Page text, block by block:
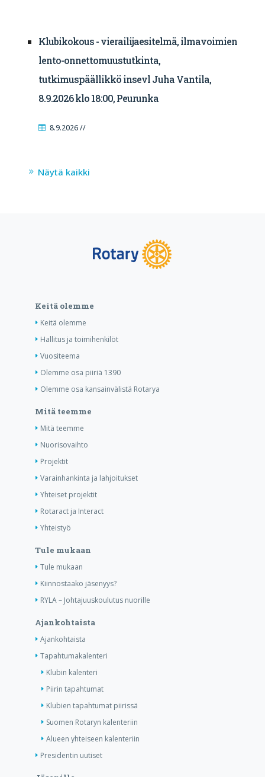
Klubikokous - vierailijaesitelmä, ilmavoimien
lento-onnettomuustutkinta,
tutkimuspäällikkö insevl Juha Vantila,
8.9.2026 klo 18:00, Peurunka
8.9.2026 //
Näytä kaikki
Keitä olemme
Keitä olemme
Hallitus ja toimihenkilöt
Vuositeema
Olemme osa piiriä 1390
Olemme osa kansainvälistä Rotarya
Mitä teemme
Mitä teemme
Nuorisovaihto
Projektit
Varainhankinta ja lahjoitukset
Yhteiset projektit
Rotaract ja Interact
Yhteistyö
Tule mukaan
Tule mukaan
Kiinnostaako jäsenyys?
RYLA – Johtajuuskoulutus nuorille
Ajankohtaista
Ajankohtaista
Tapahtumakalenteri
Klubin kalenteri
Piirin tapahtumat
Klubien tapahtumat piirissä
Suomen Rotaryn kalenteriin
Alueen yhteiseen kalenteriin
Presidentin uutiset